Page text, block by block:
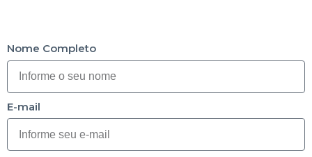
Nome Completo
E-mail